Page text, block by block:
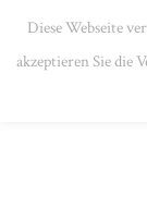
MENU
Diese Webseite
akzeptieren Sie die